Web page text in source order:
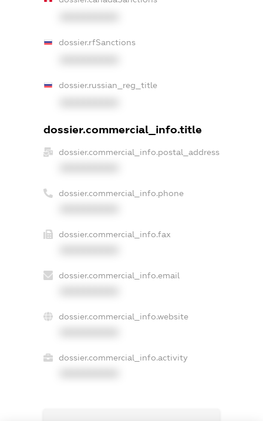
dossier.rfSanctions
dossier.russian_reg_title
dossier.commercial_info.title
dossier.commercial_info.postal_address
dossier.commercial_info.phone
dossier.commercial_info.fax
dossier.commercial_info.email
dossier.commercial_info.website
dossier.commercial_info.activity